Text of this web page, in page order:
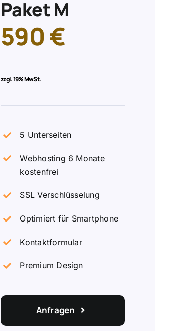
Paket M
590 €
zzgl.19% MwSt.
5 Unterseiten
Webhosting 6 Monate
kostenfrei
SSL Verschlüsselung
Optimiert für Smartphone
Kontaktformular
Premium Design
Anfragen